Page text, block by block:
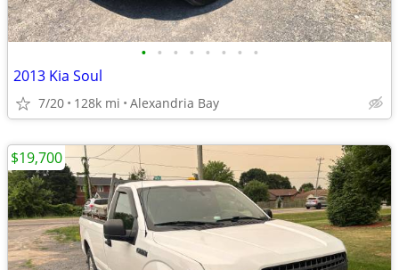
• • • • • • • •
2013 Kia Soul
7/20 128k mi Alexandria Bay
$19,700